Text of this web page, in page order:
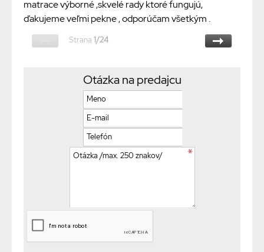
matrace výborné ,skvelé rady ktoré fungujú,
ďakujeme veľmi pekne , odporúčam všetkým .
Strana 1/24
Otázka na predajcu